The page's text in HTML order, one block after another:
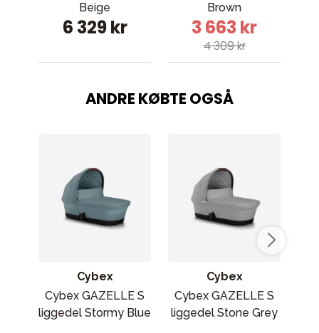
Beige
6 329 kr
Brown
3 663 kr
4 309 kr
ANDRE KØBTE OGSÅ
Cybex
Cybex GAZELLE S
liggedel Stormy Blue
Cybex
Cybex GAZELLE S
liggedel Stone Grey